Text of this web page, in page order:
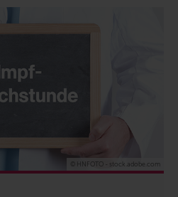
© HNFOTO - stock.adobe.com